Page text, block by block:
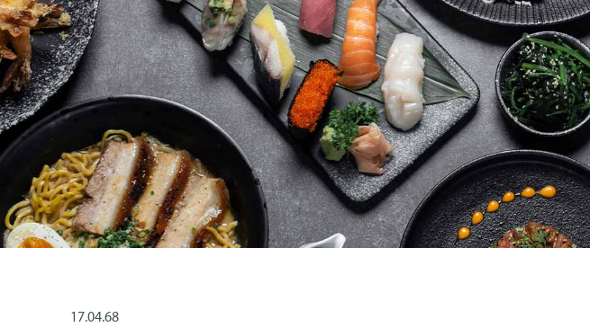
17.04.68